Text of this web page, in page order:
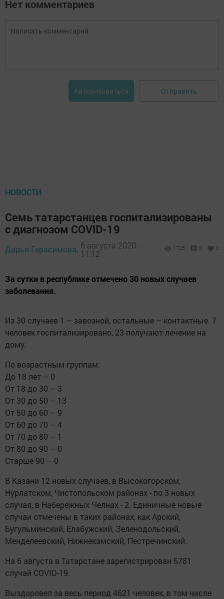
Нет комментариев
Авторизоваться Отправить
НОВОСТИ
Семь татарстанцев госпитализированы
с диагнозом COVID-19
Дарья Герасимова, 6 августа 2020 -
11:12
1725 0 0
За сутки в республике отмечено 30 новых случаев
заболевания.
Из 30 случаев 1 – завозной, остальные – контактные. 7
человек госпитализировано, 23 получают лечение на
дому.
По возрастным группам:
До 18 лет – 0
От 18 до 30 – 3
От 30 до 50 – 13
От 50 до 60 – 9
От 60 до 70 – 4
От 70 до 80 – 1
От 80 до 90 – 0
Старше 90 – 0
В Казани 12 новых случаев, в Высокогорском,
Нурлатском, Чистопольском районах - по 3 новых
случая, в Набережных Челнах - 2. Единичные новые
случаи отмечены в таких районах, как Арский,
Бугульминский, Елабужский, Зеленодольский,
Менделеевский, Нижнекамский, Пестречинский.
На 6 августа в Татарстане зарегистрирован 5781
случай COVID-19.
Выздоровел за весь период 4621 человек, в том числе